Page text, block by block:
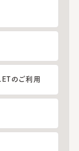
のご利用